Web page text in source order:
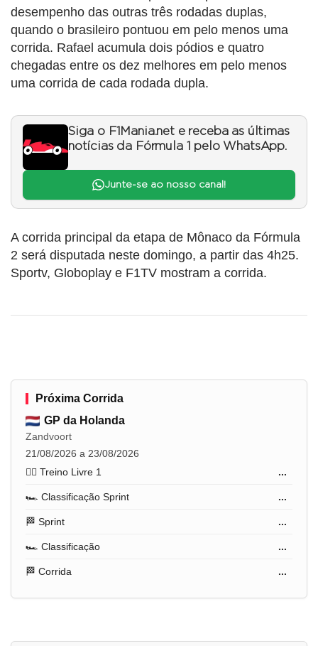
desempenho das outras três rodadas duplas,
quando o brasileiro pontuou em pelo menos uma
corrida. Rafael acumula dois pódios e quatro
chegadas entre os dez melhores em pelo menos
uma corrida de cada rodada dupla.
Siga o F1Mania.net e receba as últimas
notícias da Fórmula 1 pelo WhatsApp.
Junte-se ao nosso canal!
A corrida principal da etapa de Mônaco da Fórmula
2 será disputada neste domingo, a partir das 4h25.
Sportv, Globoplay e F1TV mostram a corrida.
Próxima Corrida
GP da Holanda
Zandvoort
21/08/2026 a 23/08/2026
🏋️‍♂️ Treino Livre 1
...
🏎️ Classificação Sprint ...
🏁 Sprint ...
🏎️ Classificação ...
🏁 Corrida ...